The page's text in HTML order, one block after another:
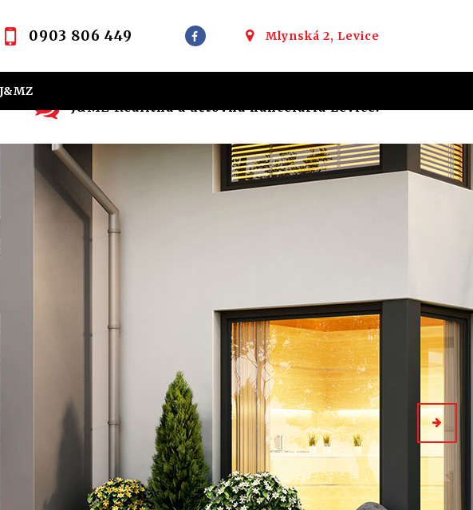
Mlynská 2, Levice
0903 806 449
J&MZ Realitná a účtovná kancelária Levice: